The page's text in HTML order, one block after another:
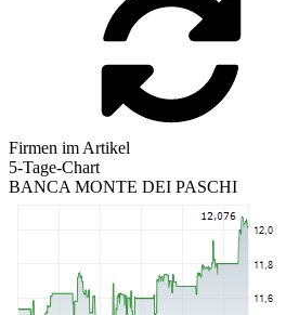
Firmen im Artikel
5-Tage-Chart
BANCA MONTE DEI PASCHI